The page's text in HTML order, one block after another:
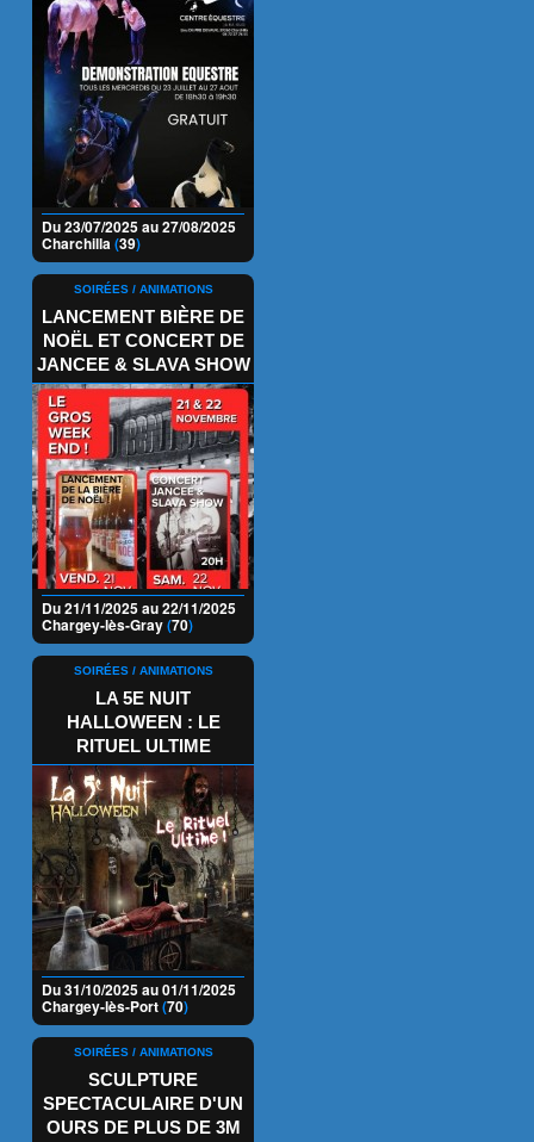
Du 23/07/2025 au 27/08/2025
Charchilla(39)
SOIRÉES / ANIMATIONS
LANCEMENT BIÈRE DE
NOËL ET CONCERT DE
JANCEE & SLAVA SHOW
Du 21/11/2025 au 22/11/2025
Chargey-lès-Gray(70)
SOIRÉES / ANIMATIONS
LA 5E NUIT
HALLOWEEN : LE
RITUEL ULTIME
Du 31/10/2025 au 01/11/2025
Chargey-lès-Port(70)
SOIRÉES / ANIMATIONS
SCULPTURE
SPECTACULAIRE D'UN
OURS DE PLUS DE 3M